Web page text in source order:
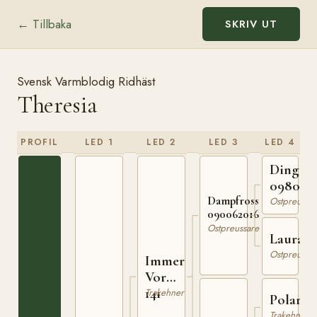
← Tillbaka SKRIV UT
Svensk Varmblodig Ridhäst
Theresia
PROFIL LED 1 LED 2
Immer
Voran
141
Trakehner
LED 3
Dampfross
090062016
Ostpreussare
LED 4
Dingo
Laura